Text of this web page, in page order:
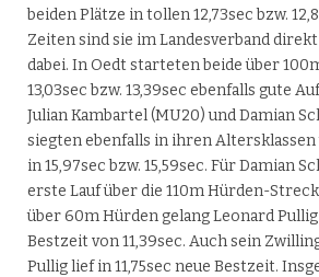
beiden Plätze in tollen 12,73sec bzw.
Zeiten sind sie im Landesverband
dabei. In Oedt starteten beide über
13,03sec bzw. 13,39sec ebenfalls gute
Julian Kambartel (MU20) und Damian
siegten ebenfalls in ihren Altersklassen
in 15,97sec bzw. 15,59sec. Für Damian
erste Lauf über die 110m Hürden-
über 60m Hürden gelang Leonard
Bestzeit von 11,39sec. Auch sein
Pullig lief in 11,75sec neue Bestzeit.